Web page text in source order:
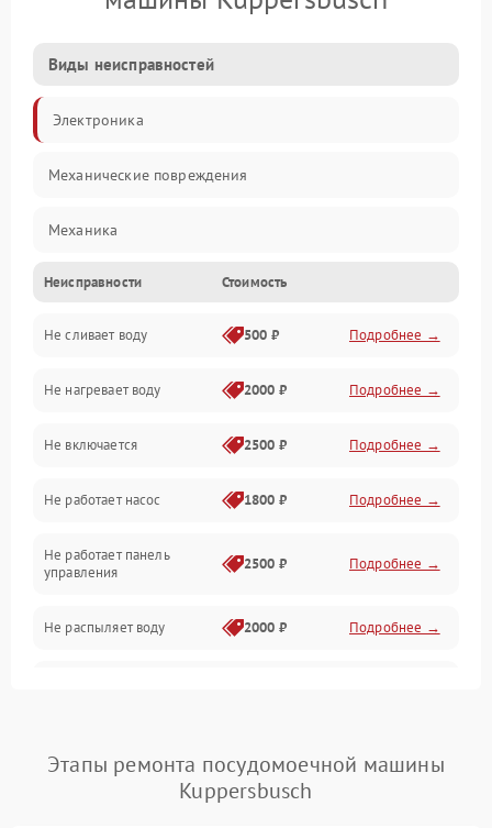
Виды неисправностей
Электроника
Механические повреждения
Механика
Управление
Электропитание
Датчики
Нагрев
Вода
Гигиена
Программное обеспечение
Неисправности Стоимость
Не сливает воду 500 ₽ Подробнее →
Не нагревает воду 2000 ₽ Подробнее →
Не включается 2500 ₽ Подробнее →
Не работает насос 1800 ₽ Подробнее →
Не работает панель
управления
2500 ₽ Подробнее →
Не распыляет воду 2000 ₽ Подробнее →
Проблемы с набором
воды
1800 ₽ Подробнее →
Этапы ремонта посудомоечной машины
Kuppersbusch